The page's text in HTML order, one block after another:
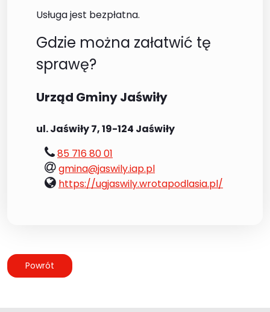
Usługa jest bezpłatna.
Gdzie można załatwić tę
sprawę?
Urząd Gminy Jaświły
ul. Jaświły 7, 19-124 Jaświły
tel.:
85 716 80 01
e-
mail:
gmina@jaswily.iap.pl
www:
https://ugjaswily.wrotapodlasia.pl/
Powrót